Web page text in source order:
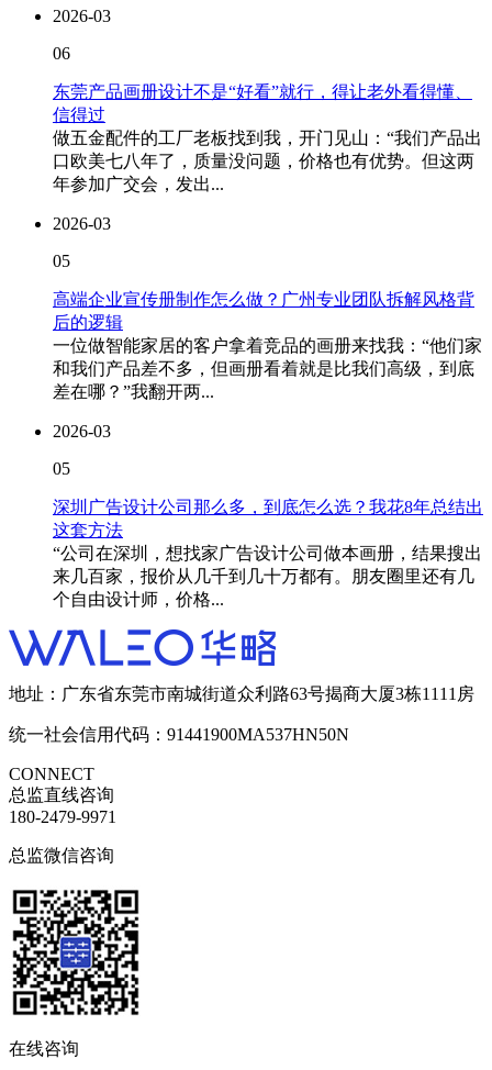
2026-03
06
东莞产品画册设计不是“好看”就行，得让老外看得懂、
信得过
做五金配件的工厂老板找到我，开门见山：“我们产品出
口欧美七八年了，质量没问题，价格也有优势。但这两
年参加广交会，发出...
2026-03
05
高端企业宣传册制作怎么做？广州专业团队拆解风格背
后的逻辑
一位做智能家居的客户拿着竞品的画册来找我：“他们家
和我们产品差不多，但画册看着就是比我们高级，到底
差在哪？”我翻开两...
2026-03
05
深圳广告设计公司那么多，到底怎么选？我花8年总结出
这套方法
“公司在深圳，想找家广告设计公司做本画册，结果搜出
来几百家，报价从几千到几十万都有。朋友圈里还有几
个自由设计师，价格...
地址：广东省东莞市南城街道众利路63号揭商大厦3栋1111房
统一社会信用代码：91441900MA537HN50N
CONNECT
总监直线咨询
180-2479-9971
总监微信咨询
在线咨询